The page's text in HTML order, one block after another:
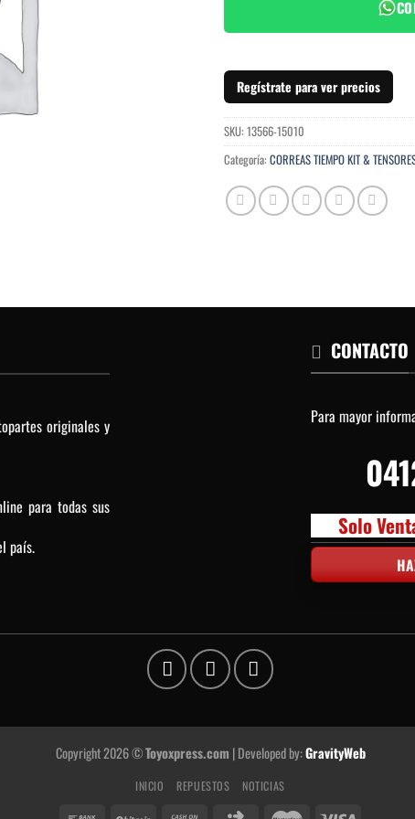
Regístrate para ver precios
SKU: 13566-15010
Categoría: CORREAS TIEMPO KIT &
originales y
para todas sus
país.
CONTACTO
Para mayor
Solo
Copyright 2026 ©Toyoxpress.com | Developed by:GravityWeb
INICIO REPUESTOS NOTICIAS